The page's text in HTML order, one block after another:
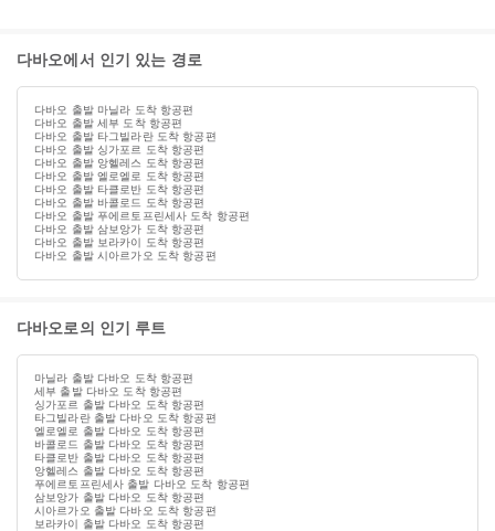
다바오에서 인기 있는 경로
다바오 출발 마닐라 도착 항공편
다바오 출발 세부 도착 항공편
다바오 출발 타그빌라란 도착 항공편
다바오 출발 싱가포르 도착 항공편
다바오 출발 앙헬레스 도착 항공편
다바오 출발 엘로엘로 도착 항공편
다바오 출발 타클로반 도착 항공편
다바오 출발 바콜로드 도착 항공편
다바오 출발 푸에르토프린세사 도착 항공편
다바오 출발 삼보앙가 도착 항공편
다바오 출발 보라카이 도착 항공편
다바오 출발 시아르가오 도착 항공편
다바오로의 인기 루트
마닐라 출발 다바오 도착 항공편
세부 출발 다바오 도착 항공편
싱가포르 출발 다바오 도착 항공편
타그빌라란 출발 다바오 도착 항공편
엘로엘로 출발 다바오 도착 항공편
바콜로드 출발 다바오 도착 항공편
타클로반 출발 다바오 도착 항공편
앙헬레스 출발 다바오 도착 항공편
푸에르토프린세사 출발 다바오 도착 항공편
삼보앙가 출발 다바오 도착 항공편
시아르가오 출발 다바오 도착 항공편
보라카이 출발 다바오 도착 항공편